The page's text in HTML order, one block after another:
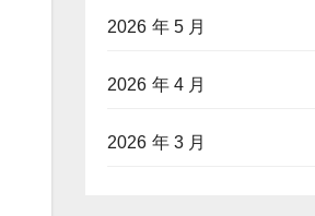
2026 年 5 月
2026 年 4 月
2026 年 3 月